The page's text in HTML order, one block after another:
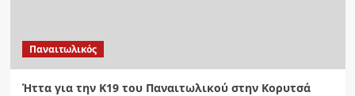
Παναιτωλικός
Ήττα για την Κ19 του Παναιτωλικού στην Κορυτσά